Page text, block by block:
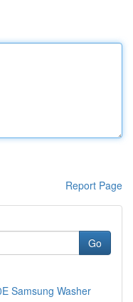
Report Page
Go
Samsung Washer